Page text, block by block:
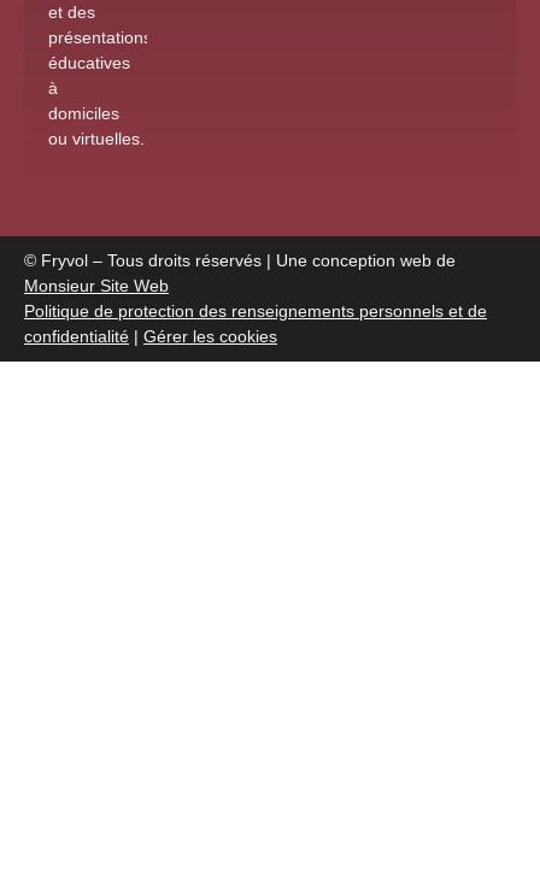
et des
présentations
éducatives
à
domiciles
ou virtuelles.
© Fryvol – Tous droits réservés | Une conception web de
Monsieur Site Web
Politique de protection des renseignements personnels et de
confidentialité | Gérer les cookies